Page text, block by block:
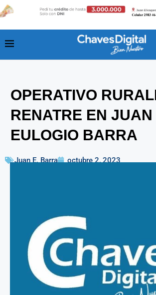
OPERATIVO
RENATRE EN JUAN
EULOGIO BARRA
Juan E. Barra octubre 2, 2023